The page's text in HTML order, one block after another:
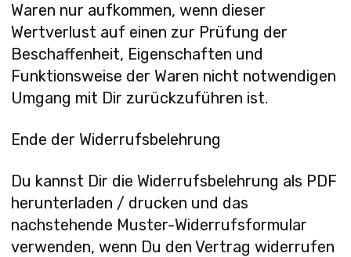
Waren nur aufkommen, wenn dieser
Wertverlust auf einen zur Prüfung der
Beschaffenheit, Eigenschaften und
Funktionsweise der Waren nicht notwendigen
Umgang mit Dir zurückzuführen ist.
Ende der Widerrufsbelehrung
Du kannst Dir die Widerrufsbelehrung als PDF
herunterladen / drucken und das
nachstehende Muster-Widerrufsformular
verwenden, wenn Du den Vertrag widerrufen